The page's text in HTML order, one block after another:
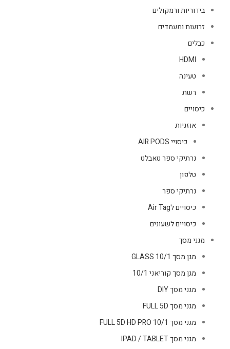
בידוריות ורמקולים
זרועות ומעמדים
כבלים
HDMI
טעינה
רשת
כיסויים
אוזניות
כיסויי AIR PODS
נרתיקי ספר טאבלט
טלפון
נרתיקי ספר
כיסויים לAir Tag
כיסויים לשעונים
מגני מסך
מגן מסך GLASS 10/1
מגן מסך קוריאני 10/1
מגני מסך DIY
מגני מסך FULL 5D
מגני מסך FULL 5D HD PRO 10/1
מגני מסך IPAD / TABLET